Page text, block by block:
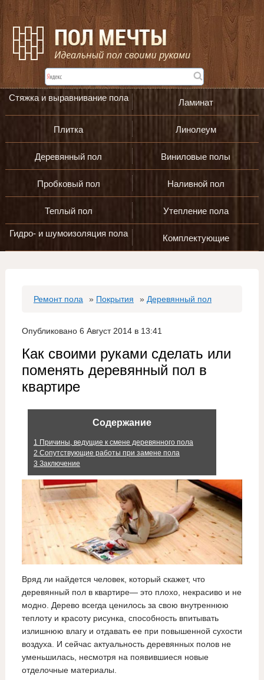
Стяжка и выравнивание пола Ламинат
Плитка Линолеум
Деревянный пол Виниловые полы
Пробковый пол Наливной пол
Теплый пол Утепление пола
Гидро- и шумоизоляция пола Комплектующие
Ремонт пола » Покрытия » Деревянный пол
Опубликовано 6 Август 2014 в 13:41
Как своими руками сделать или
поменять деревянный пол в
квартире
Содержание
1 Причины, ведущие к смене деревянного пола
2 Сопутствующие работы при замене пола
3 Заключение
Вряд ли найдется человек, который скажет, что
деревянный пол в квартире— это плохо, некрасиво и не
модно. Дерево всегда ценилось за свою внутреннюю
теплоту и красоту рисунка, способность впитывать
излишнюю влагу и отдавать ее при повышенной сухости
воздуха. И сейчас актуальность деревянных полов не
уменьшилась, несмотря на появившиеся новые
отделочные материалы.